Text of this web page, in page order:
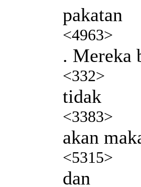
pakatan
<4963>
. Mereka
<332>
tidak
<3383>
akan
<5315>
dan